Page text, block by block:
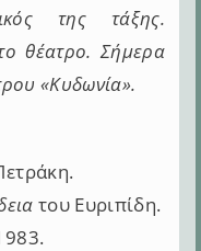
της τάξης.
θέατρο. Σήμερα
«Κυδωνία».
του Ευριπίδη.